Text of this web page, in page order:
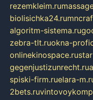
rezemkleim.ru
biolisichka24.ru
algoritm-sistema.ru
zebra-tlt.ruokna-
onlinekinospace.ru
gegenjustizunrecht.ru
spiski-firm.ruelara-
2bets.ru